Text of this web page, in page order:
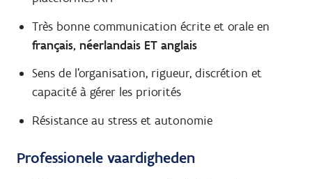
Très bonne communication écrite et orale en
français, néerlandais ET anglais
Sens de l'organisation, rigueur, discrétion et
capacité à gérer les priorités
Résistance au stress et autonomie
Professionele vaardigheden